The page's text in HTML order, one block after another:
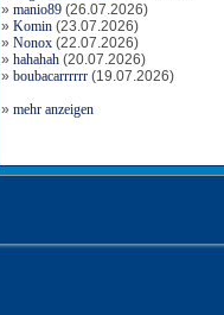
» manio89 (26.07.2026)
» Komin (23.07.2026)
» Nonox (22.07.2026)
» hahahah (20.07.2026)
» boubacarrrrrr (19.07.2026)
» mehr anzeigen